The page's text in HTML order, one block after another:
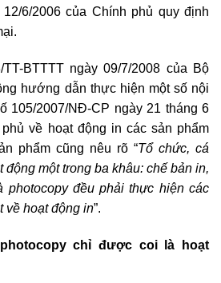
6/2006 của Chính phủ quy định
BTTTT ngày 09/7/2008 của Bộ
hướng dẫn thực hiện một số nội
105/2007/NĐ-CP ngày 21 tháng 6
về hoạt động in các sản phẩm
phẩm cũng nêu rõ “Tổ chức, cá
động một trong ba khâu: chế bản in,
photocopy đều phải thực hiện các
về hoạt động in”.
chỉ được coi là hoạt